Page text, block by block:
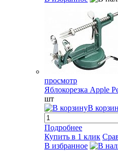
просмотр
Яблокорезка Apple
шт
В
Подробнее
Купить в 1 клик
В избранное